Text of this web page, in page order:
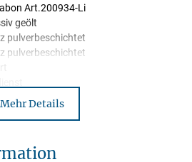
Art.200934-Li
geölt
pulverbeschichtet
pulverbeschichtet
Mehr Details